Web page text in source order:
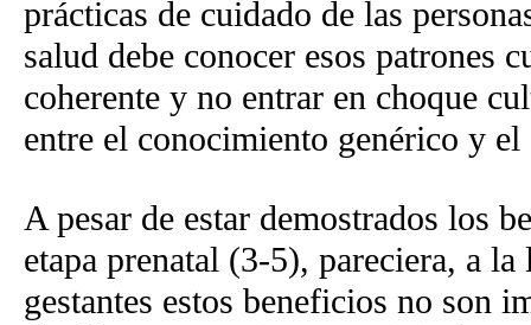
prácticas de cuidado de las
salud debe conocer esos patrones
coherente y no entrar en choque
entre el conocimiento genérico y
A pesar de estar demostrados los
etapa prenatal (3-5), pareciera, a
gestantes estos beneficios no son